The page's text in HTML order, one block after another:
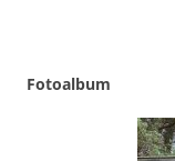
Fotoalbum